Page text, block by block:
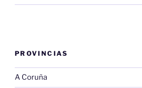
PROVINCIAS
A Coruña